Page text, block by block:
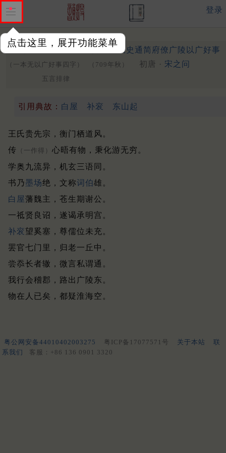
点击这里，展开功能菜单
登录
伤王七秘书监寄呈扬州陆长史通简府僚广陵以广好事
（一本无以广好事四字） （709年秋） 初唐 · 宋之问
五言排律
引用典故： 白屋 补衮 东山起
王氏贵先宗，衡门栖道风。
传 （一作得） 心晤有物，秉化游无穷。
学奥九流异，机玄三语同。
书乃墨场绝，文称词伯雄。
白屋藩魏主，苍生期谢公。
一祗贤良诏，遂谒承明宫。
补衮望奚塞，尊儒位未充。
罢官七门里，归老一丘中。
尝忝长者辙，微言私谓通。
我行会稽郡，路出广陵东。
物在人已矣，都疑淮海空。
粤公网安备44010402003275 粤ICP备17077571号 关于本站
联
系我们
客服：+86 136 0901 3320